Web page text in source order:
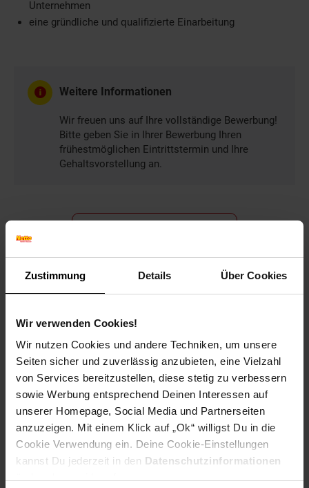
Zustimmung Details Über Cookies
Wir verwenden Cookies!
Wir nutzen Cookies und andere Techniken, um unsere
Seiten sicher und zuverlässig anzubieten, eine Vielzahl
von Services bereitzustellen, diese stetig zu verbessern
sowie Werbung entsprechend Deinen Interessen auf
unserer Homepage, Social Media und Partnerseiten
anzuzeigen. Mit einem Klick auf „Ok“ willigst Du in die
Cookie Verwendung ein. Deine Cookie-Einstellungen
kannst Du jederzeit in den Datenschutzinformationen
Unternehmen
eine gründliche und qualifizierte Einarbeitung
Weitere Informationen
Wir freuen uns auf Ihre vollständige Bewerbung!
Bitte geben Sie in Ihrer Bewerbung Ihren
frühestmöglichen Eintrittstermin und Ihre
Gehaltsvorstellung an.
Hinweis: Aus Gründen der leichteren Lesbarkeit verwenden
wir im Textverlauf die männliche Form der Anrede.
Selbstverständlich sind bei Netto Menschen jeder